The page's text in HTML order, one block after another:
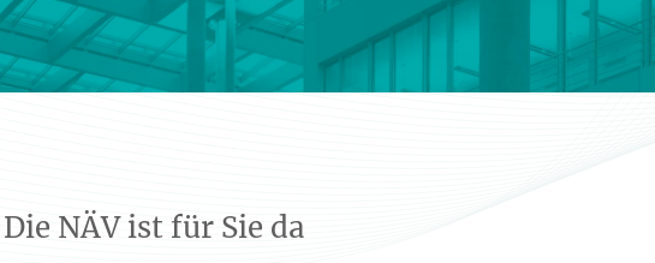
Die NÄV ist für Sie da